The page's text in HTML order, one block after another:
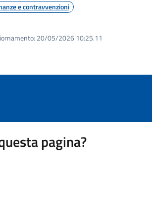
e contravvenzioni
20/05/2026 10:25.11
pagina?